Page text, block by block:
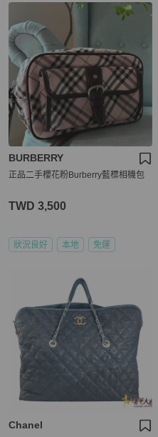
BURBERRY
正品二手櫻花粉Burberry藍標相機包
TWD 3,500
狀況良好 本地 免運
Chanel